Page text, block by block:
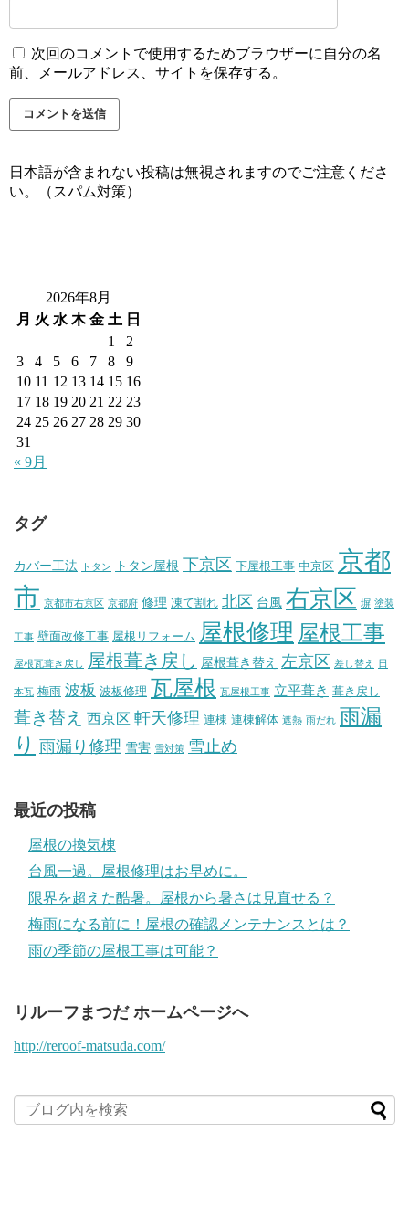
次回のコメントで使用するためブラウザーに自分の名
前、メールアドレス、サイトを保存する。
日本語が含まれない投稿は無視されますのでご注意くださ
い。（スパム対策）
2026年8月
月 火 水 木 金 土 日
1
2
3
4 5 6 7 8
9
10 11 12 13 14 15 16
17 18 19 20 21 22 23
24 25 26 27 28 29 30
31
« 9月
タグ
カバー工法 トタン トタン屋根 下京区 下屋根工事 中京区 京都
市 京都市右京区 京都府 修理 凍て割れ 北区 台風 右京区 塀 塗装
工事 壁面改修工事 屋根リフォーム 屋根修理 屋根工事
屋根瓦葺き戻し 屋根葺き戻し 屋根葺き替え 左京区 差し替え 日
本瓦 梅雨 波板 波板修理 瓦屋根 瓦屋根工事 立平葺き 葺き戻し
葺き替え 西京区 軒天修理 連棟 連棟解体 遮熱 雨だれ 雨漏
り 雨漏り修理 雪害 雪対策 雪止め
最近の投稿
屋根の換気棟
台風一過。屋根修理はお早めに。
限界を超えた酷暑。屋根から暑さは見直せる？
梅雨になる前に！屋根の確認メンテナンスとは？
雨の季節の屋根工事は可能？
リルーフまつだ ホームページへ
http://reroof-matsuda.com/